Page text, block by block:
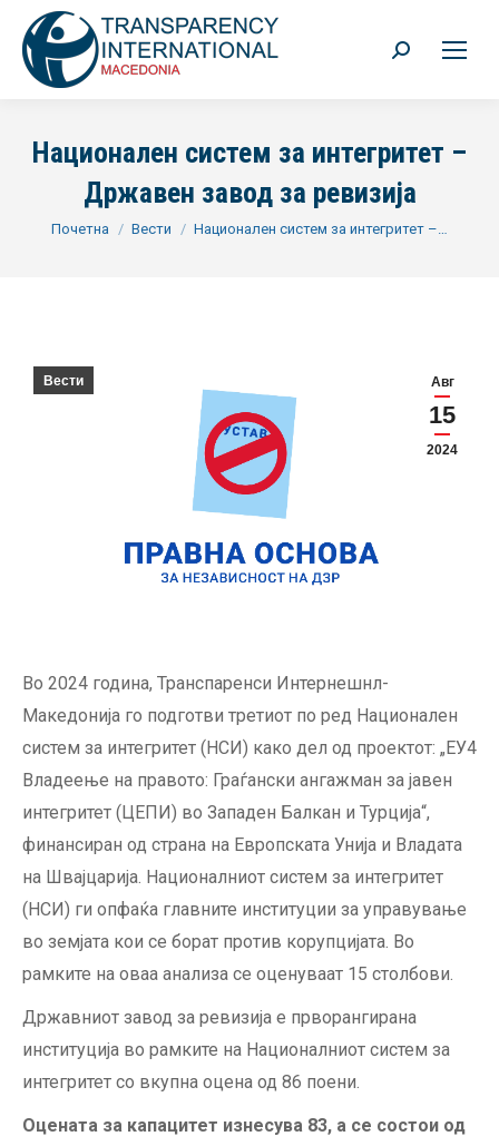
Search:
Национален систем за интегритет –
Државен завод за ревизија
You are here:
Почетна Вести Национален систем за интегритет –…
Авг
15
2024
Вести
Во 2024 година, Транспаренси Интернешнл-
Македонија го подготви третиот по ред Национален
систем за интегритет (НСИ) како дел од проектот: „ЕУ4
Владеење на правото: Граѓански ангажман за јавен
интегритет (ЦЕПИ) во Западен Балкан и Турција“,
финансиран од страна на Европската Унија и Владата
на Швајцарија. Националниот систем за интегритет
(НСИ) ги опфаќа главните институции за управување
во земјата кои се борат против корупцијата. Во
рамките на оваа анализа се оценуваат 15 столбови.
Државниот завод за ревизија е прворангирана
институција во рамките на Националниот систем за
интегритет со вкупна оцена од 86 поени.
Оцената за капацитет изнесува 83, а се состои од